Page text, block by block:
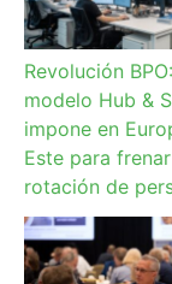
Revolución
modelo Hub &
impone en
Este para
rotación de